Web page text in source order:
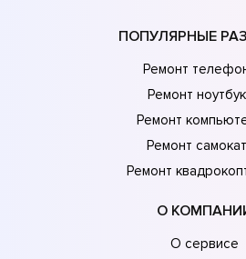
ПОПУЛЯРНЫЕ
Ремонт
Ремонт
Ремонт
Ремонт
Ремонт
О
О сервисе